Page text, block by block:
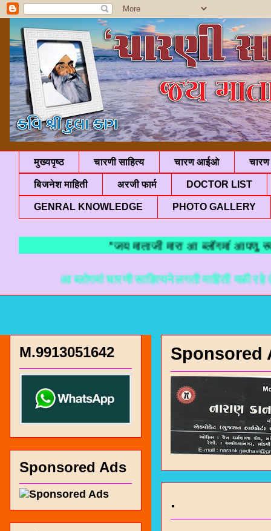
मुख्यपृष्ठ चारणी साहित्य चारण आईओ चारण
बिजनेश माहिती अरजी फार्म DOCTOR LIST
GENRAL KNOWLEDGE PHOTO GALLERY
"जय माताजी मारा आ ब्लॉगमां आपणु
आ ब्लोगमां चारणी साहित्यने लगती माहिती मळी रहे ते
Sponsored
.
M.9913051642
Sponsored Ads